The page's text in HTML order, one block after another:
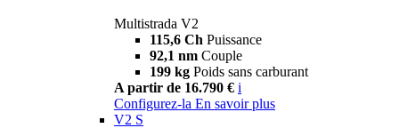
Multistrada V2
115,6 Ch Puissance
92,1 nm Couple
199 kg Poids sans carburant
A partir de 16.790 € i
Configurez-la En savoir plus
V2 S